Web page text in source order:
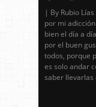
| By Rubio
por mi
bien el día a
por el buen
todos, porque
es solo andar
saber llevarlas